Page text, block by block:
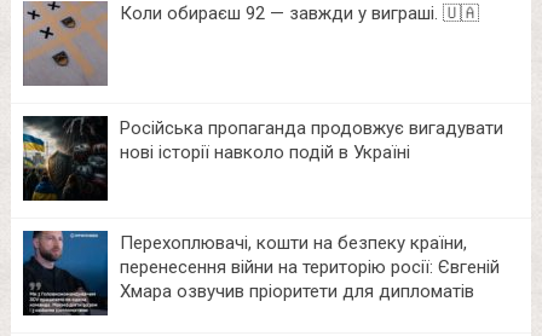
Коли обираєш 92 — завжди у виграші. 🇺🇦
Російська пропаганда продовжує вигадувати
нові історії навколо подій в Україні
Перехоплювачі, кошти на безпеку країни,
перенесення війни на територію росії: Євгеній
Хмара озвучив пріоритети для дипломатів